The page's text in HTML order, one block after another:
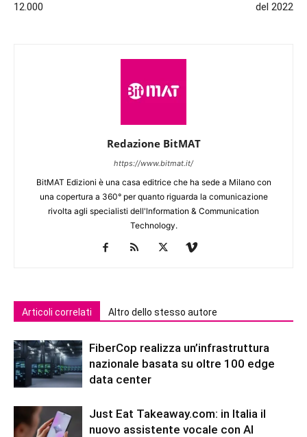
12.000 del 2022
Redazione BitMAT
https://www.bitmat.it/
BitMAT Edizioni è una casa editrice che ha sede a Milano con
una copertura a 360° per quanto riguarda la comunicazione
rivolta agli specialisti dell'lnformation & Communication
Technology.
Articoli correlati Altro dello stesso autore
FiberCop realizza un’infrastruttura
nazionale basata su oltre 100 edge
data center
Just Eat Takeaway.com: in Italia il
nuovo assistente vocale con AI